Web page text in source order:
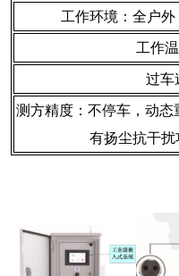
工作环境：全户
工作
过车
测方精度：不停车，动
有扬尘抗干